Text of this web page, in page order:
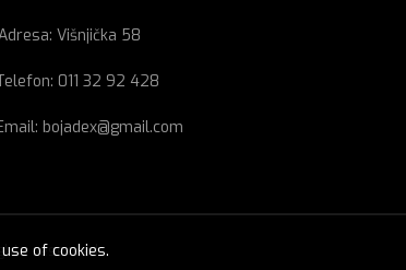
Višnjička 58
011 32 92 428
bojadex@gmail.com
reserved
of cookies.